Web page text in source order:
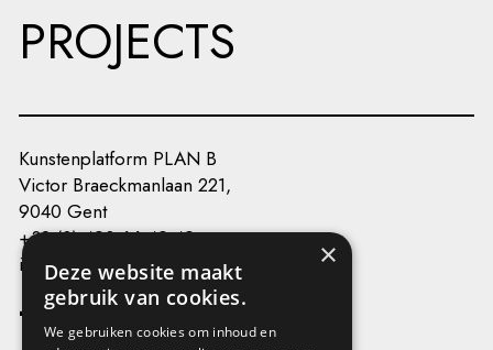
PROJECTS
Kunstenplatform PLAN B
Victor Braeckmanlaan 221,
9040 Gent
+32 (0) 493 66 49 49
info@kunstenplatformplanb.be
×
Deze website maakt
gebruik van cookies.
We gebruiken cookies om inhoud en